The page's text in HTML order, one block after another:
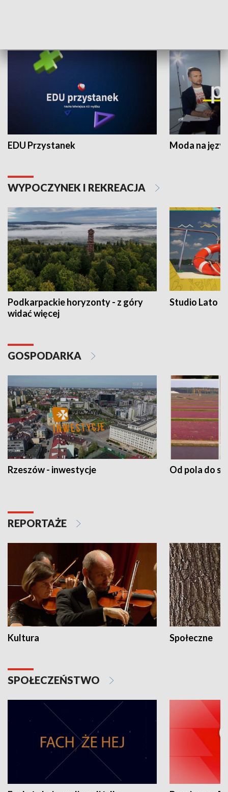
EDU Przystanek Moda na
WYPOCZYNEK I REKREACJA
Podkarpackie horyzonty - z góry
widać więcej
Studio Lato
GOSPODARKA
Rzeszów - inwestycje Od pola do
REPORTAŻE
Kultura Społeczne
SPOŁECZEŃSTWO